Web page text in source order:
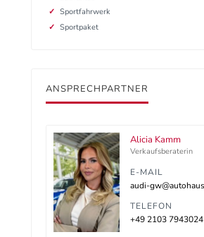
Sportfahrwerk
Sportpaket
ANSPRECHPARTNER
Alicia Kamm
Verkaufsberaterin
E-MAIL
TELEFON
+49 2103 7943024